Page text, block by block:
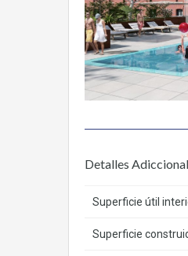
Detalles
Superficie útil
Superficie